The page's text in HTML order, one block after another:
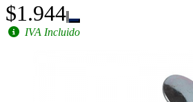
$1.944
IVA Incluido